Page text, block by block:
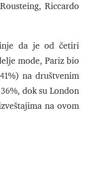
Riccardo
da je od četiri
mode, Pariz bio
na društvenim
dok su London
na ovom